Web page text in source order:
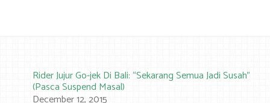
Rider Jujur Go-jek Di Bali: “Sekarang Semua Jadi Susah”
(Pasca Suspend Masal)